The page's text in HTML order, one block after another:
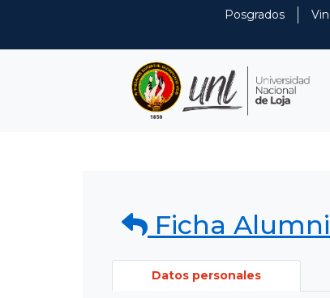
Posgrados
Ficha Alumni
Datos personales